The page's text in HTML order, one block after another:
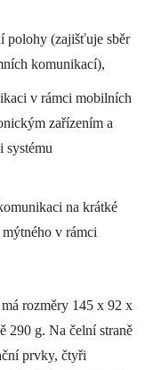
polohy (zajišťuje sběr
komunikací),
v rámci mobilních
zařízením a
systému
na krátké
v rámci
rozměry 145 x 92 x
290 g. Na čelní straně
prvky, čtyři